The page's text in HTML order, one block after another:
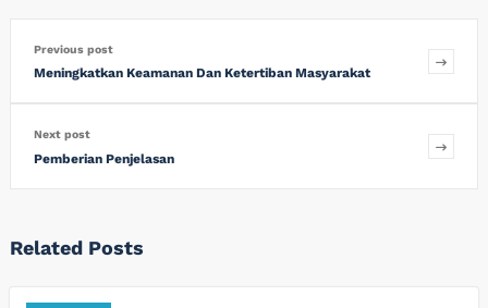
Previous post
Meningkatkan Keamanan Dan Ketertiban Masyarakat
Next post
Pemberian Penjelasan
Related Posts